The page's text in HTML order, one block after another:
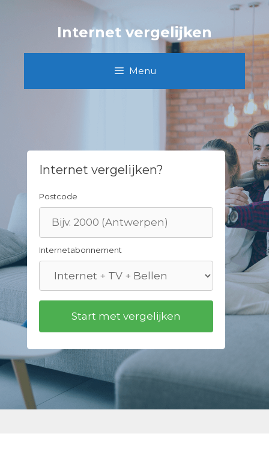
Internet vergelijken
Menu
Internet vergelijken?
Postcode
Internetabonnement